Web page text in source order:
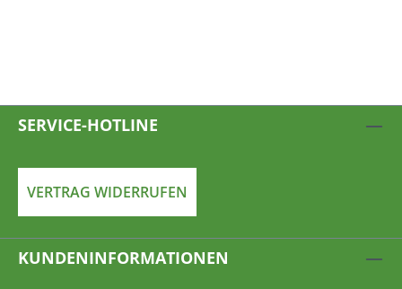
SERVICE-HOTLINE
VERTRAG WIDERRUFEN
KUNDENINFORMATIONEN